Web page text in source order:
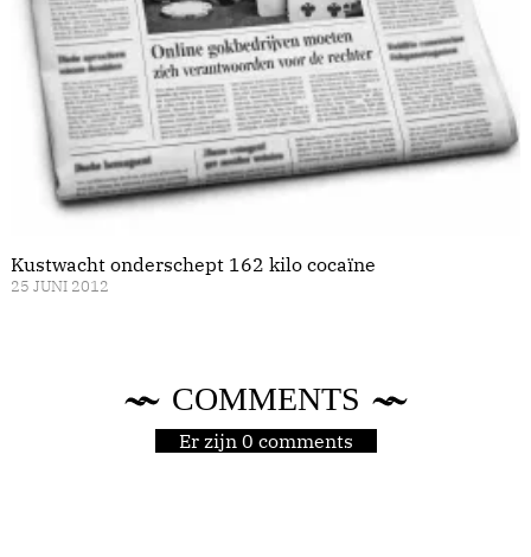
Kustwacht onderschept 162 kilo cocaïne
25 JUNI 2012
COMMENTS
Er zijn 0 comments